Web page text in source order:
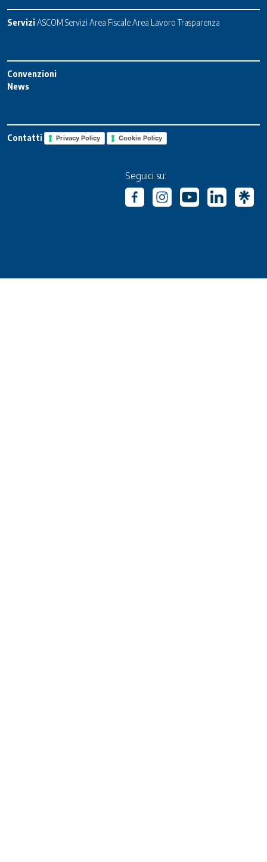
ServiziASCOM Servizi Area FiscaleArea Lavoro Trasparenza
Convenzioni
News
Contatti Privacy Policy Cookie Policy
Seguici su: